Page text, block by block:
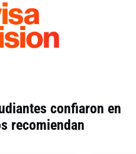
confiaron en
recomiendan